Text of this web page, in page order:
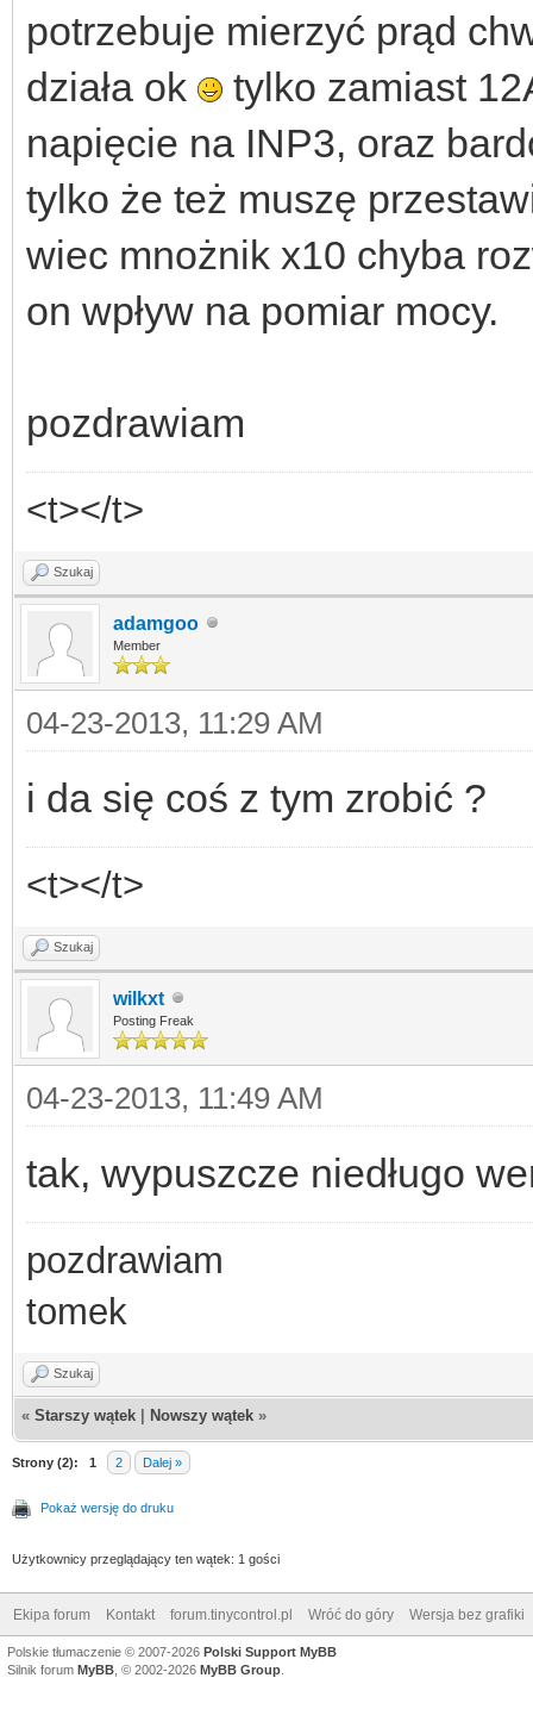
potrzebuje mierzyć prąd
działa ok
tylko zamiast
napięcie na INP3, oraz
tylko że też muszę
wiec mnożnik x10 chyba
on wpływ na pomiar mocy.
pozdrawiam
<t></t>
Szukaj
adamgoo
Member
04-23-2013, 11:29 AM
i da się coś z tym zrobić ?
<t></t>
Szukaj
wilkxt
Posting Freak
04-23-2013, 11:49 AM
tak, wypuszcze niedługo
pozdrawiam
tomek
Szukaj
« Starszy wątek Nowszy wątek »
Strony (2): 1 2 Dalej »
Pokaż wersję do druku
Użytkownicy przeglądający ten wątek: 1 gości
Ekipa forum Kontakt forum.tinycontrol.pl Wróć do góry Wersja bez grafiki
Polskie tłumaczenie © 2007-2026 Polski Support MyBB
Silnik forum MyBB , © 2002-2026 MyBB Group